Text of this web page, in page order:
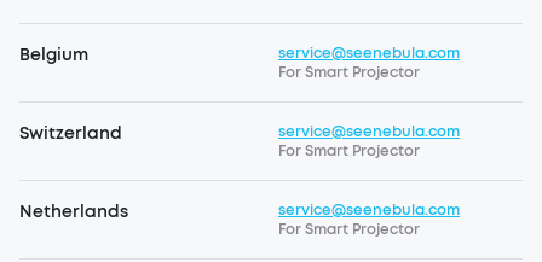
Belgium
service@seenebula.com
For Smart Projector
Switzerland
service@seenebula.com
For Smart Projector
Netherlands
service@seenebula.com
For Smart Projector